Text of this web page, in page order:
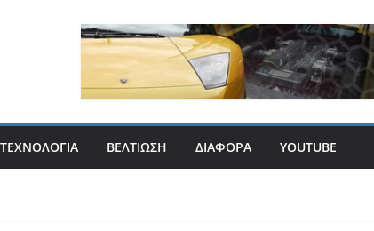
ΤΕΧΝΟΛΟΓΊΑ ΒΕΛΤΊΩΣΗ ΔΙΆΦΟΡΑ YOUTUBE